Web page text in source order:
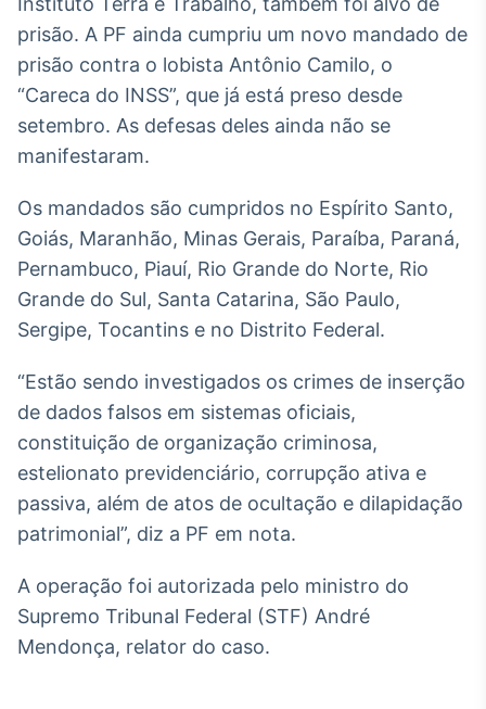
Monitoramento
inteligente de
conteúdos
Broadcast
analisar fundos
de investimento
no Brasil
Em breve
BroadFast
Em breve
Gestão de
prisão. A PF ainda cumpriu um novo mandado de
prisão contra o lobista Antônio Camilo, o
“Careca do INSS”, que já está preso desde
setembro. As defesas deles ainda não se
manifestaram.
Os mandados são cumpridos no Espírito Santo,
Goiás, Maranhão, Minas Gerais, Paraíba, Paraná,
Pernambuco, Piauí, Rio Grande do Norte, Rio
Grande do Sul, Santa Catarina, São Paulo,
Sergipe, Tocantins e no Distrito Federal.
“Estão sendo investigados os crimes de inserção
de dados falsos em sistemas oficiais,
constituição de organização criminosa,
estelionato previdenciário, corrupção ativa e
passiva, além de atos de ocultação e dilapidação
patrimonial”, diz a PF em nota.
A operação foi autorizada pelo ministro do
Supremo Tribunal Federal (STF) André
Mendonça, relator do caso.